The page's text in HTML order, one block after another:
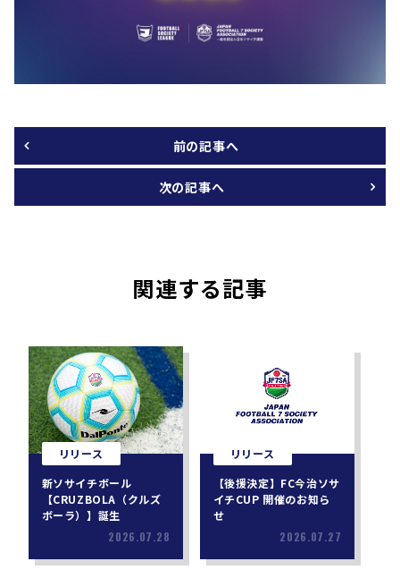
前の記事へ
次の記事へ
関連する記事
リリース
新ソサイチボール
【CRUZBOLA（クルズ
ボーラ）】誕生
2026.07.28
リリース
【後援決定】FC今治ソサ
イチCUP 開催のお知ら
せ
2026.07.27